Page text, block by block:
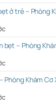
ở trẻ – Phòng
bẹt – Phòng
Phòng Khám Cơ